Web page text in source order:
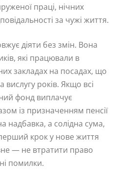
праці, нічних
за чужі життя.
діяти без змін. Вона
які працювали в
закладах на посадах, що
років. Якщо всі
фонд виплачує
із призначенням пенсії
надбавка, а солідна сума,
крок у нове життя
— не втратити право
помилки.